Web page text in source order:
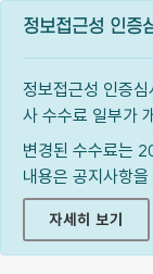
정보접근성 인증
정보접근성 인증
사 수수료 일부가
변경된 수수료는
내용은 공지사항
자세히 보기